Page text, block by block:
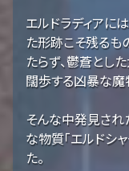
エルドラディアに
た形跡こそ残るも
たらず、鬱蒼とし
闊歩する凶暴な魔
そんな中発見さ
な物質「エルドシ
た。